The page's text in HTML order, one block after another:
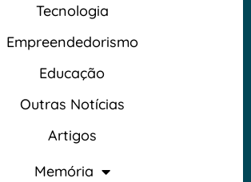
Tecnologia
Empreendedorismo
Educação
Outras Notícias
Artigos
Memória